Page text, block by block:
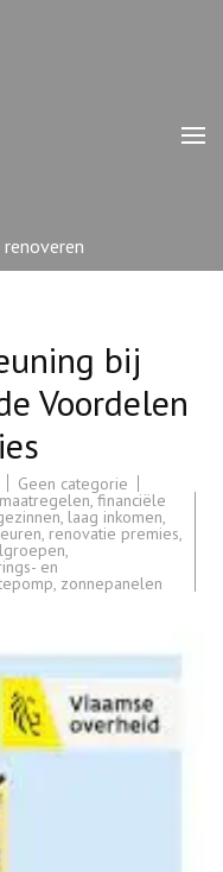
bij
Voordelen
Geen categorie
,financiële
, laag inkomen,
, renovatie premies,
,
en
, zonnepanelen